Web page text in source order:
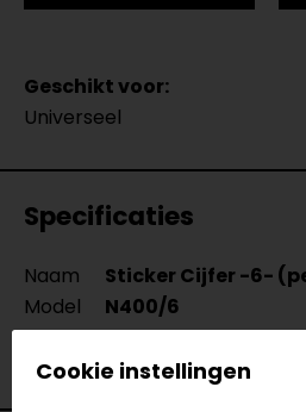
Geschikt voor:
Universeel
Specificaties
Naam
Sticker Cijfer -6-
Model
N400/6
Merk
Barracuda
Kleur
N.v.t.
Cookie instellingen